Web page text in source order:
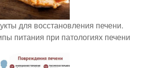
для восстановления печени.
питания при патологиях печени